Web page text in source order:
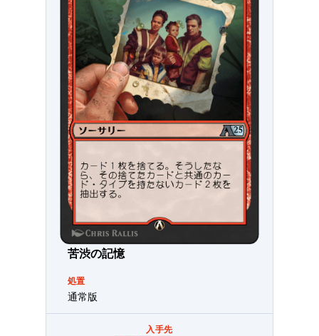
苦渋の記憶
処置
通常版
入手先